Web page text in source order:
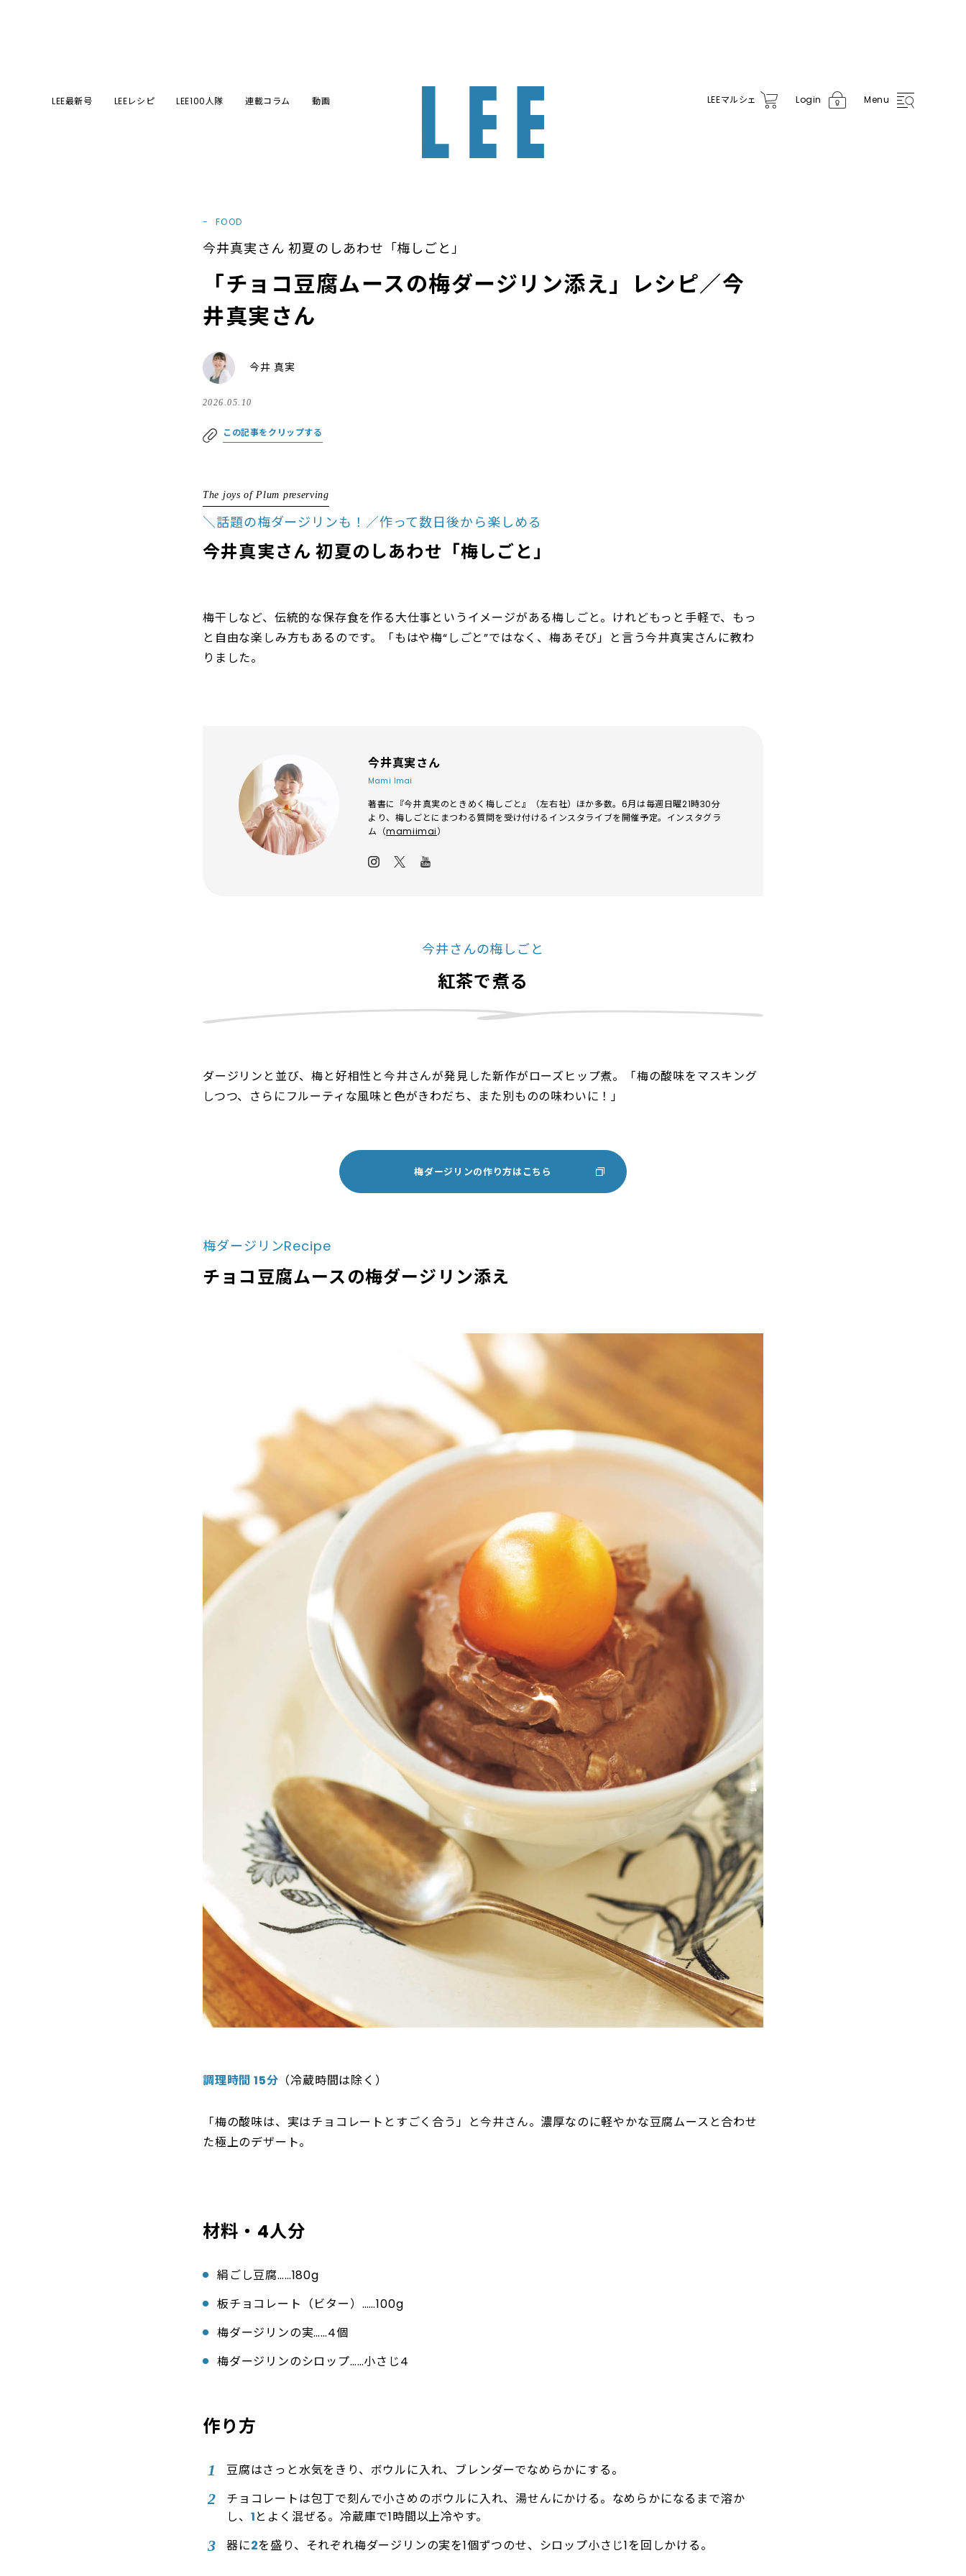
LEE最新号 LEEレシピ LEE100人隊 連載コラム 動画 LEEマルシェ Login Menu
FOOD
今井真実さん 初夏のしあわせ「梅しごと」
「チョコ豆腐ムースの梅ダージリン添え」レシピ／今
井真実さん
今井 真実
2026.05.10
この記事をクリップする
The joys of Plum preserving
＼話題の梅ダージリンも！／作って数日後から楽しめる
今井真実さん 初夏のしあわせ「梅しごと」
梅干しなど、伝統的な保存食を作る大仕事というイメージがある梅しごと。けれどもっと手軽で、もっ
と自由な楽しみ方もあるのです。「もはや梅“しごと”ではなく、梅あそび」と言う今井真実さんに教わ
りました。
今井真実さん
Mami Imai
著書に『今井真実のときめく梅しごと』（左右社）ほか多数。6月は毎週日曜21時30分
より、梅しごとにまつわる質問を受け付けるインスタライブを開催予定。インスタグラ
ム（mamiimai）
今井さんの梅しごと
紅茶で煮る
ダージリンと並び、梅と好相性と今井さんが発見した新作がローズヒップ煮。「梅の酸味をマスキング
しつつ、さらにフルーティな風味と色がきわだち、また別ものの味わいに！」
梅ダージリンの作り方はこちら
梅ダージリンRecipe
チョコ豆腐ムースの梅ダージリン添え
調理時間 15分 （冷蔵時間は除く）
「梅の酸味は、実はチョコレートとすごく合う」と今井さん。濃厚なのに軽やかな豆腐ムースと合わせ
た極上のデザート。
材料・4人分
絹ごし豆腐……180g
板チョコレート（ビター）……100g
梅ダージリンの実……4個
梅ダージリンのシロップ……小さじ4
作り方
豆腐はさっと水気をきり、ボウルに入れ、ブレンダーでなめらかにする。
チョコレートは包丁で刻んで小さめのボウルに入れ、湯せんにかける。なめらかになるまで溶か
し、 1とよく混ぜる。冷蔵庫で1時間以上冷やす。
器に2を盛り、それぞれ梅ダージリンの実を1個ずつのせ、シロップ小さじ1を回しかける。